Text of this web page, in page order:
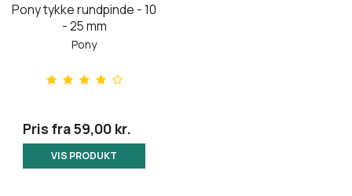
Pony tykke rundpinde - 10
- 25 mm
Pony
Pris fra59,00 kr.
VIS PRODUKT